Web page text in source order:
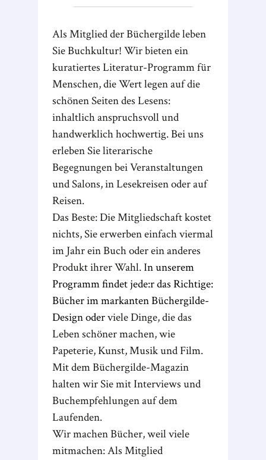
Als Mitglied der Büchergilde leben
Sie Buchkultur! Wir bieten ein
kuratiertes Literatur-Programm für
Menschen, die Wert legen auf die
schönen Seiten des Lesens:
inhaltlich anspruchsvoll und
handwerklich hochwertig. Bei uns
erleben Sie literarische
Begegnungen bei Veranstaltungen
und Salons, in Lesekreisen oder auf
Reisen.
Das Beste: Die Mitgliedschaft kostet
nichts, Sie erwerben einfach viermal
im Jahr ein Buch oder ein anderes
Produkt ihrer Wahl. In unserem
Programm findet jede:r das Richtige:
Bücher im markanten Büchergilde-
Design oderviele Dinge, die das
Leben schöner machen, wie
Papeterie, Kunst, Musik und Film.
Mit dem Büchergilde-Magazin
halten wir Sie mit Interviews und
Buchempfehlungen auf dem
Laufenden.
Wir machen Bücher, weil viele
mitmachen: Als Mitglied